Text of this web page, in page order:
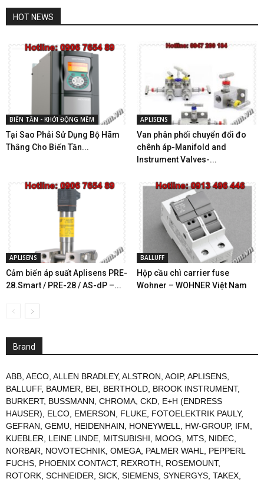
HOT NEWS
BIẾN TẦN - KHỞI ĐỘNG MỀM
Tại Sao Phải Sử Dụng Bộ Hãm
Thắng Cho Biến Tần...
APLISENS
Van phân phối chuyển đổi đo
chênh áp-Manifold and
Instrument Valves-...
APLISENS
Cảm biến áp suất Aplisens PRE-
28.Smart / PRE-28 / AS-dP –...
BALLUFF
Hộp cầu chì carrier fuse
Wohner – WOHNER Việt Nam
Brand
ABB, AECO, ALLEN BRADLEY, ALSTRON, AOIP, APLISENS,
BALLUFF, BAUMER, BEI, BERTHOLD, BROOK INSTRUMENT,
BURKERT, BUSSMANN, CHROMA, CKD, E+H (ENDRESS
HAUSER), ELCO, EMERSON, FLUKE, FOTOELEKTRIK PAULY,
GEFRAN, GEMU, HEIDENHAIN, HONEYWELL, HW-GROUP, IFM,
KUEBLER, LEINE LINDE, MITSUBISHI, MOOG, MTS, NIDEC,
NORBAR, NOVOTECHNIK, OMEGA, PALMER WAHL, PEPPERL
FUCHS, PHOENIX CONTACT, REXROTH, ROSEMOUNT,
ROTORK, SCHNEIDER, SICK, SIEMENS, SYNERGYS, TAKEX,